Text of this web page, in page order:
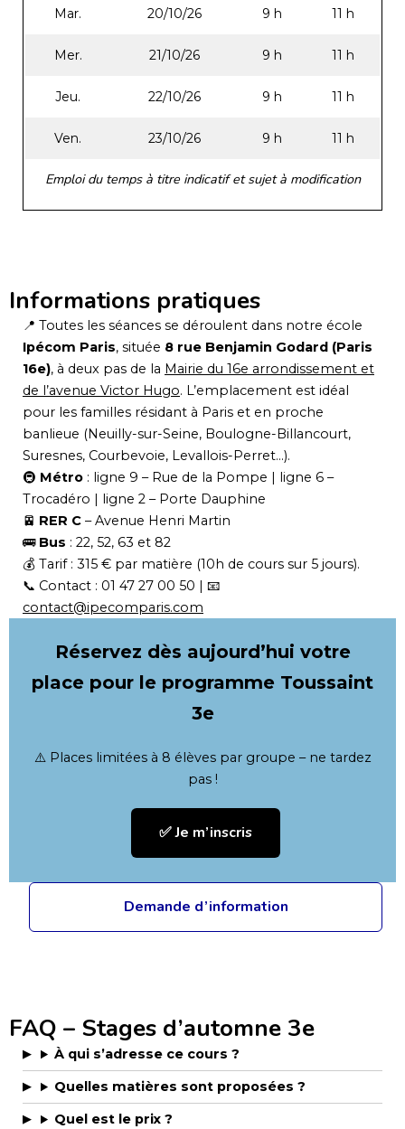
Mar. 20/10/26 9 h 11 h
Mer. 21/10/26 9 h 11 h
Jeu. 22/10/26 9 h 11 h
Ven. 23/10/26 9 h 11 h
Emploi du temps à titre indicatif et sujet à modification
Informations pratiques
📍 Toutes les séances se déroulent dans notre école
Ipécom Paris, située 8 rue Benjamin Godard (Paris
16e), à deux pas de la Mairie du 16e arrondissement et
de l’avenue Victor Hugo. L’emplacement est idéal
pour les familles résidant à Paris et en proche
banlieue (Neuilly-sur-Seine, Boulogne-Billancourt,
Suresnes, Courbevoie, Levallois-Perret…).
🚇 Métro : ligne 9 – Rue de la Pompe | ligne 6 –
Trocadéro | ligne 2 – Porte Dauphine
🚈 RER C – Avenue Henri Martin
🚌 Bus : 22, 52, 63 et 82
💰 Tarif : 315 € par matière (10h de cours sur 5 jours).
📞 Contact : 01 47 27 00 50 | 📧
contact@ipecomparis.com
Réservez dès aujourd’hui votre
place pour le programme Toussaint
3e
⚠️ Places limitées à 8 élèves par groupe – ne tardez
pas !
✅ Je m’inscris
Demande d’information
FAQ – Stages d’automne 3e
À qui s’adresse ce cours ?
Quelles matières sont proposées ?
Quel est le prix ?